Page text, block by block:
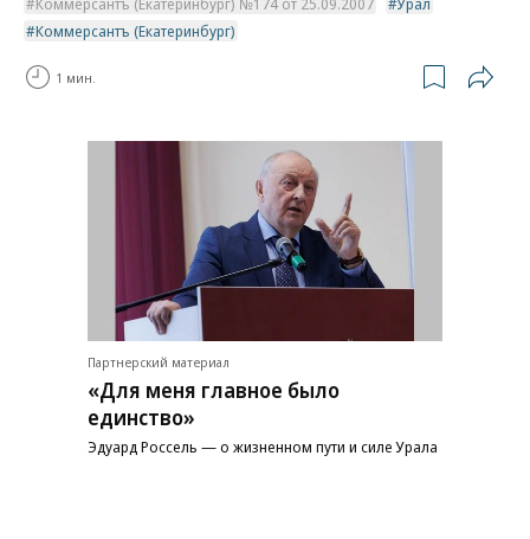
Коммерсантъ (Екатеринбург)
1 мин.
Партнерский материал
«Для меня главное было
единство»
Эдуард Россель — о жизненном пути и силе Урала